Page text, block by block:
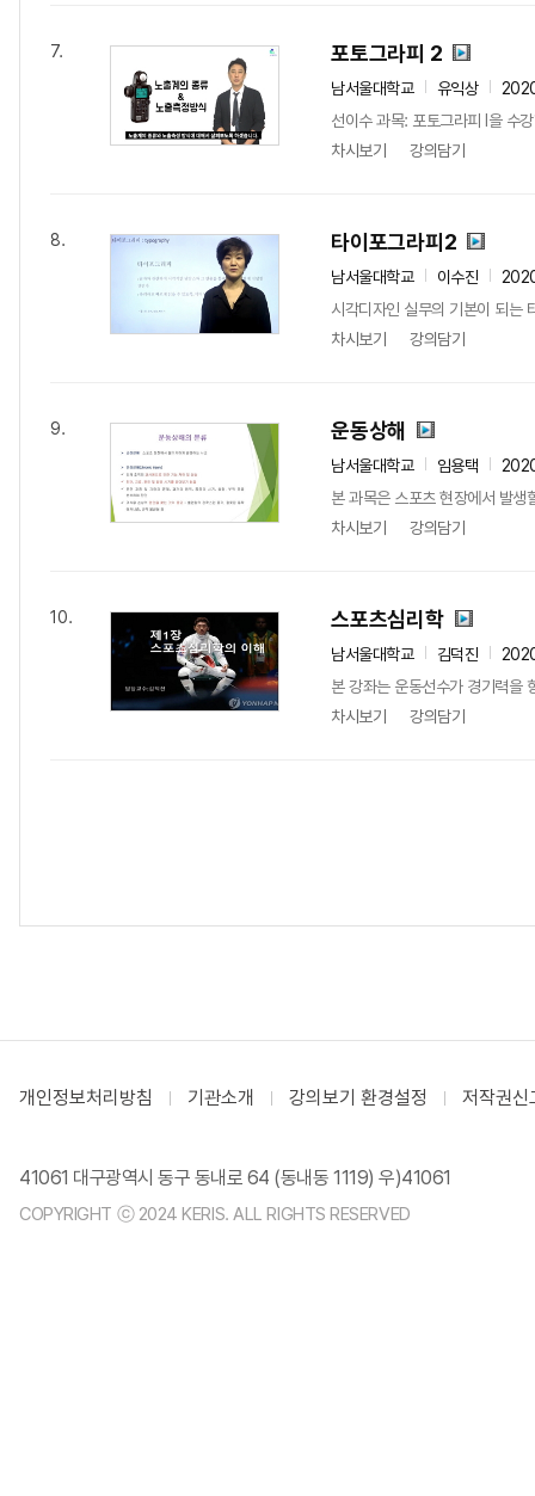
7. 포토그라피 2
남서울대학교 유익상
선이수 과목: 포토그라피 I을 수
차시보기
강의담기
8. 타이포그라피2
남서울대학교 이수진
시각디자인 실무의 기본이 되는
차시보기
강의담기
9. 운동상해
남서울대학교 임용택
본 과목은 스포츠 현장에서 발
차시보기
강의담기
10. 스포츠심리학
남서울대학교 김덕진
본 강좌는 운동선수가 경기력을
차시보기
강의담기
개인정보처리방침 기관소개 강의보기 환경설정 저작권신
41061 대구광역시 동구 동내로 64 (동내동 1119) 우)41061
COPYRIGHT ⓒ 2024 KERIS. ALL RIGHTS RESERVED